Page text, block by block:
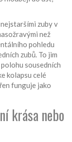
zuby v
než
pohledu
zubů. To jim
sousedních
kolapsu celé
funguje jako
krása nebo